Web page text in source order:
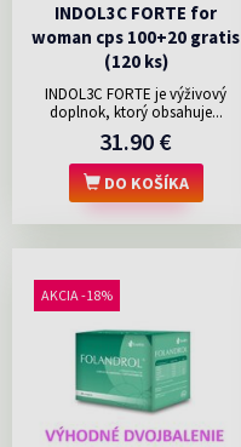
INDOL3C FORTE for
woman cps 100+20 gratis
(120 ks)
INDOL3C FORTE je výživový
doplnok, ktorý obsahuje...
31.90 €
DO KOŠÍKA
AKCIA -18%